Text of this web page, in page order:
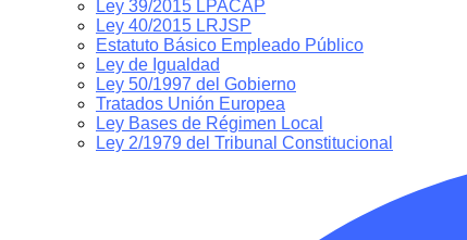
menu
Ley 39/2015 LPACAP
Ley 40/2015 LRJSP
Estatuto Básico Empleado Público
Ley de Igualdad
Ley 50/1997 del Gobierno
Tratados Unión Europea
Ley Bases de Régimen Local
Ley 2/1979 del Tribunal Constitucional